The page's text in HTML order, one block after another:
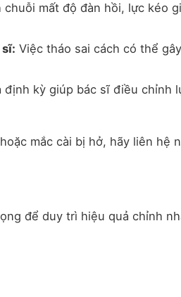
chuỗi mất độ đàn hồi, lực kéo
Việc tháo sai cách có thể
định kỳ giúp bác sĩ điều chỉnh
mắc cài bị hở, hãy liên hệ
để duy trì hiệu quả chỉnh